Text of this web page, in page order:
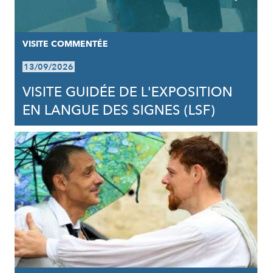
VISITE COMMENTÉE
13/09/2026
VISITE GUIDÉE DE L'EXPOSITION
EN LANGUE DES SIGNES (LSF)